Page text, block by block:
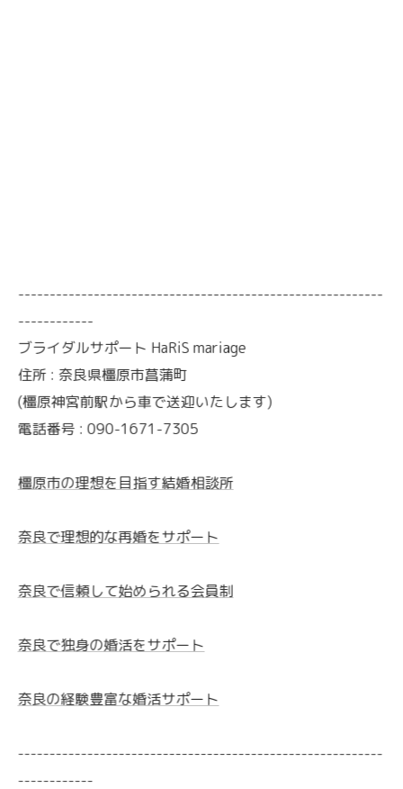
----------------------------------------------------------
------------
ブライダルサポート HaRiS mariage
住所 : 奈良県橿原市菖蒲町
(橿原神宮前駅から車で送迎いたします)
電話番号 : 090-1671-7305
橿原市の理想を目指す結婚相談所
奈良で理想的な再婚をサポート
奈良で信頼して始められる会員制
奈良で独身の婚活をサポート
奈良の経験豊富な婚活サポート
----------------------------------------------------------
------------